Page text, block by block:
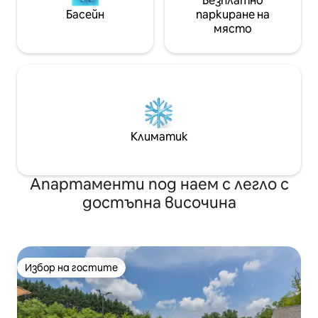
Басейн
паркиране на
място
Климатик
Апартаменти под наем с легло с
достъпна височина
Избор на гостите
Избор на гостите